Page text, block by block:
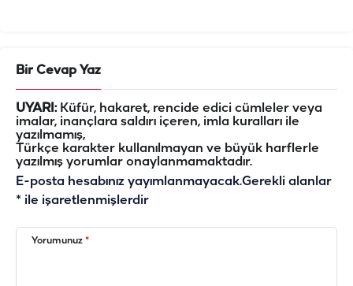
Bir Cevap Yaz
UYARI:Küfür, hakaret, rencide edici cümleler veya
imalar, inançlara saldırı içeren, imla kuralları ile
yazılmamış,
Türkçe karakter kullanılmayan ve büyük harflerle
yazılmış yorumlar onaylanmamaktadır.
E-posta hesabınız yayımlanmayacak.Gerekli alanlar
* ile işaretlenmişlerdir
Yorumunuz *